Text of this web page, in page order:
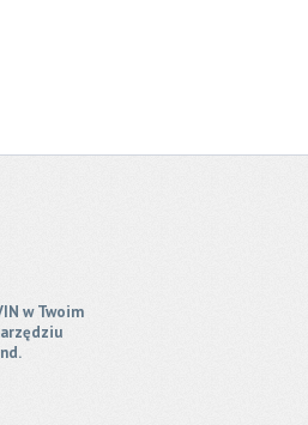
w Twoim